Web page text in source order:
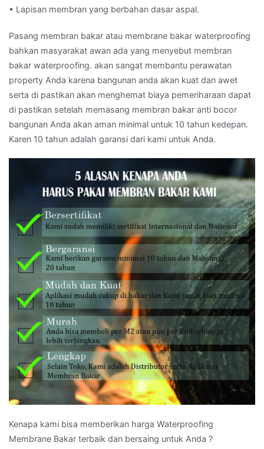
• Lapisan membran yang berbahan dasar aspal.
Pasang membran bakar atau membrane bakar waterproofing
bahkan masyarakat awan ada yang menyebut membran
bakar waterproofing. akan sangat membantu perawatan
property Anda karena bangunan anda akan kuat dan awet
serta di pastikan akan menghemat biaya pemeriharaan dapat
di pastikan setelah memasang membran bakar anti bocor
bangunan Anda akan aman minimal untuk 10 tahun kedepan.
Karen 10 tahun adalah garansi dari kami untuk Anda.
Kenapa kami bisa memberikan harga Waterproofing
Membrane Bakar terbaik dan bersaing untuk Anda ?